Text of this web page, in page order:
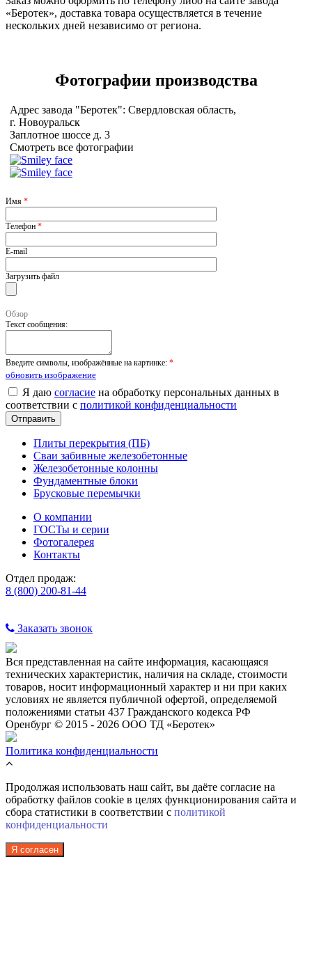
«Беротек», доставка товара осуществляется в течение
нескольких дней независимо от региона.
Фотографии производства
Адрес завода "Беротек": Свердловская область,
г. Новоуральск
Заплотное шоссе д. 3
Смотреть все фотографии
Имя *
Телефон *
E-mail
Загрузить файл
Обзор
Текст сообщения:
Введите символы, изображённые на картинке: *
обновить изображение
Я даю согласие на обработку персональных данных в
соответствии с политикой конфиденциальности
Плиты перекрытия (ПБ)
Сваи забивные железобетонные
Железобетонные колонны
Фундаментные блоки
Брусковые перемычки
О компании
ГОСТы и серии
Фотогалерея
Контакты
Отдел продаж:
8 (800) 200-81-44
Заказать звонок
Вся представленная на сайте информация, касающаяся
технических характеристик, наличия на складе, стоимости
товаров, носит информационный характер и ни при каких
условиях не является публичной офертой, определяемой
положениями статьи 437 Гражданского кодекса РФ
Оренбург © 2015 - 2026 ООО ТД «Беротек»
Политика конфиденциальности
Продолжая использовать наш сайт, вы даёте согласие на
обработку файлов cookie в целях функционирования сайта и
сбора статистики в соответствии с политикой
конфиденциальности
Я согласен